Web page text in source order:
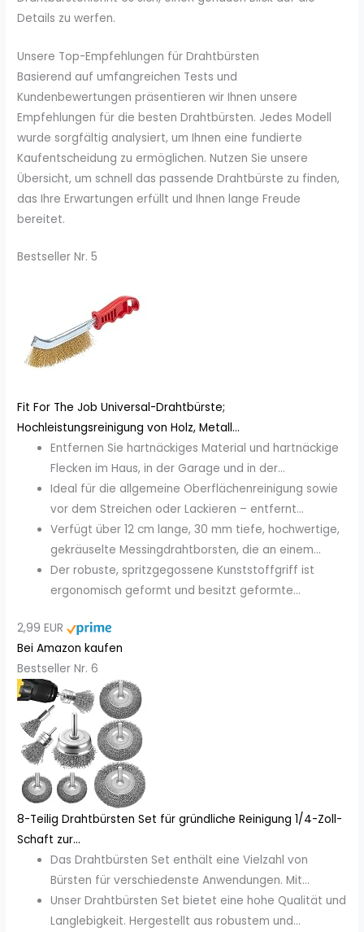
Details zu werfen.
Unsere Top-Empfehlungen für Drahtbürsten
Basierend auf umfangreichen Tests und
Kundenbewertungen präsentieren wir Ihnen unsere
Empfehlungen für die besten Drahtbürsten. Jedes Modell
wurde sorgfältig analysiert, um Ihnen eine fundierte
Kaufentscheidung zu ermöglichen. Nutzen Sie unsere
Übersicht, um schnell das passende Drahtbürste zu finden,
das Ihre Erwartungen erfüllt und Ihnen lange Freude
bereitet.
Bestseller Nr. 5
Fit For The Job Universal-Drahtbürste;
Hochleistungsreinigung von Holz, Metall...
Entfernen Sie hartnäckiges Material und hartnäckige
Flecken im Haus, in der Garage und in der...
Ideal für die allgemeine Oberflächenreinigung sowie
vor dem Streichen oder Lackieren – entfernt...
Verfügt über 12 cm lange, 30 mm tiefe, hochwertige,
gekräuselte Messingdrahtborsten, die an einem...
Der robuste, spritzgegossene Kunststoffgriff ist
ergonomisch geformt und besitzt geformte...
2,99 EUR
Bei Amazon kaufen
Bestseller Nr. 6
8-Teilig Drahtbürsten Set für gründliche Reinigung 1/4-Zoll-
Schaft zur...
Das Drahtbürsten Set enthält eine Vielzahl von
Bürsten für verschiedenste Anwendungen. Mit...
Unser Drahtbürsten Set bietet eine hohe Qualität und
Langlebigkeit. Hergestellt aus robustem und...